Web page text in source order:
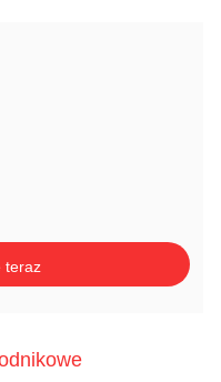
teraz